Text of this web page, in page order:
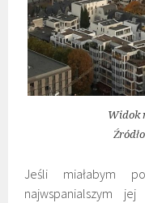
Widok
Jeśli miałabym
najwspanialszym